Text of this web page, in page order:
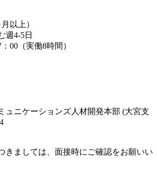
以上）
週4-5日
00（実働8時間）
ュニケーションズ人材開発本部 (大宮支
きましては、面接時にご確認をお願いい